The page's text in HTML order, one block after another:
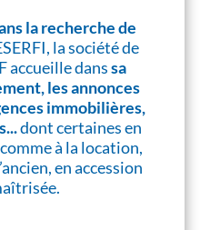
la recherche de
la société de
accueille danssa
les annonces
immobilières,
dont certaines en
à la location,
en accession